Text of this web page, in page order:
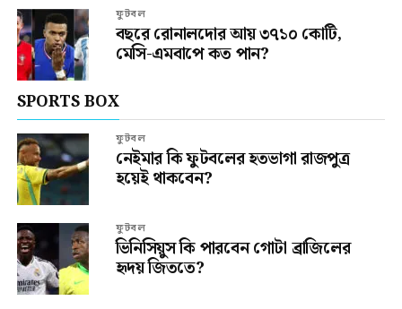
ফুটবল
বছরে রোনালদোর আয় ৩৭১০ কোটি,
মেসি-এমবাপে কত পান?
SPORTS BOX
ফুটবল
নেইমার কি ফুটবলের হতভাগা রাজপুত্র
হয়েই থাকবেন?
ফুটবল
ভিনিসিয়ুস কি পারবেন গোটা ব্রাজিলের
হৃদয় জিততে?